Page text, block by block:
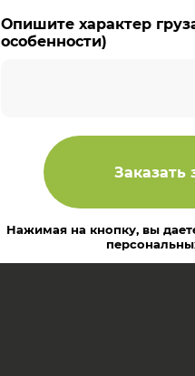
Опишите характер
особенности)
Заказать
Нажимая на кнопку, вы